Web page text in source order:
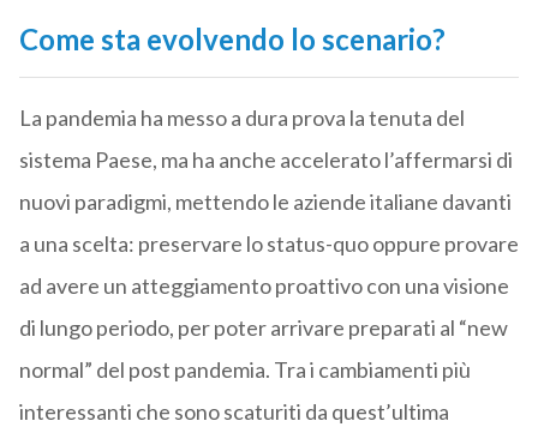
Come sta evolvendo lo scenario?
La pandemia ha messo a dura prova la tenuta del
sistema Paese, ma ha anche accelerato l’affermarsi di
nuovi paradigmi, mettendo le aziende italiane davanti
a una scelta: preservare lo status-quo oppure provare
ad avere un atteggiamento proattivo con una visione
di lungo periodo, per poter arrivare preparati al “new
normal” del post pandemia. Tra i cambiamenti più
interessanti che sono scaturiti da quest’ultima